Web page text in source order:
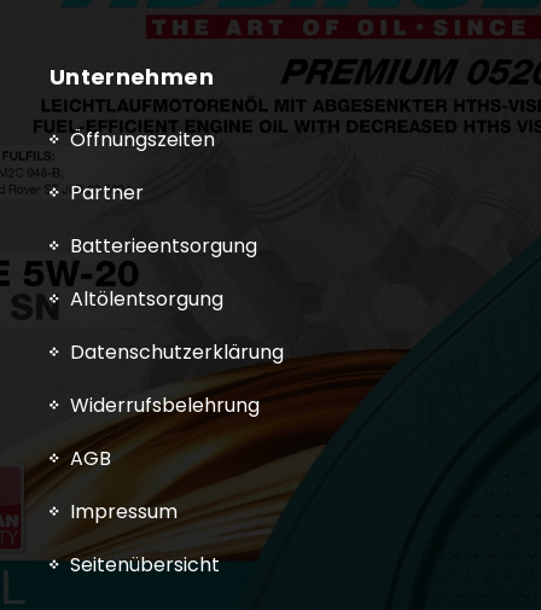
Unternehmen
Öffnungszeiten
Partner
Batterieentsorgung
Altölentsorgung
Datenschutzerklärung
Widerrufsbelehrung
AGB
Impressum
Seitenübersicht